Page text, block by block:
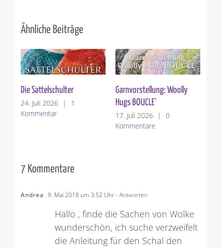
Ähnliche Beiträge
Verkürzte Reihen stricken
10. Juli 2026
|
4
Kommentare
Strandmode
3. Juli 2026 |
Kommentare
wunderschön, ich suche verzweifelt
die Anleitung für den Schal den
woke Hegenbarth in der Sendung